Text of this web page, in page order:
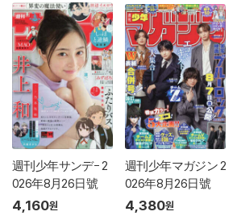
週刊少年サンデ- 2
026年8月26日號
4,160원
週刊少年マガジン 2
026年8月26日號
4,380원